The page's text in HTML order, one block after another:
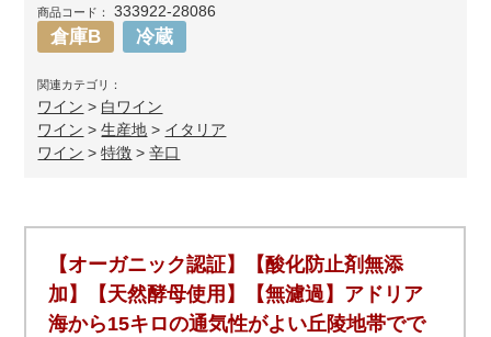
商品コード： 333922-28086
倉庫B 冷蔵
関連カテゴリ：
ワイン > 白ワイン
ワイン >生産地 > イタリア
ワイン >特徴 >辛口
【オーガニック認証】【酸化防止剤無添
加】【天然酵母使用】【無濾過】アドリア
海から15キロの通気性がよい丘陵地帯でで